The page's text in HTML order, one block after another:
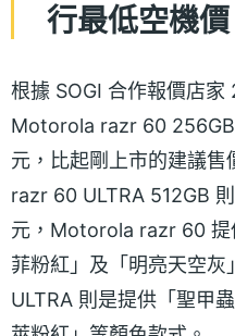
行最低空機價
根據 SOGI 合作報價店家
Motorola razr 60
元，比起剛上市的建議
razr 60 ULTRA 512GB
元，Motorola razr 60 提
菲粉紅」及「明亮天空
ULTRA 則是提供「聖甲